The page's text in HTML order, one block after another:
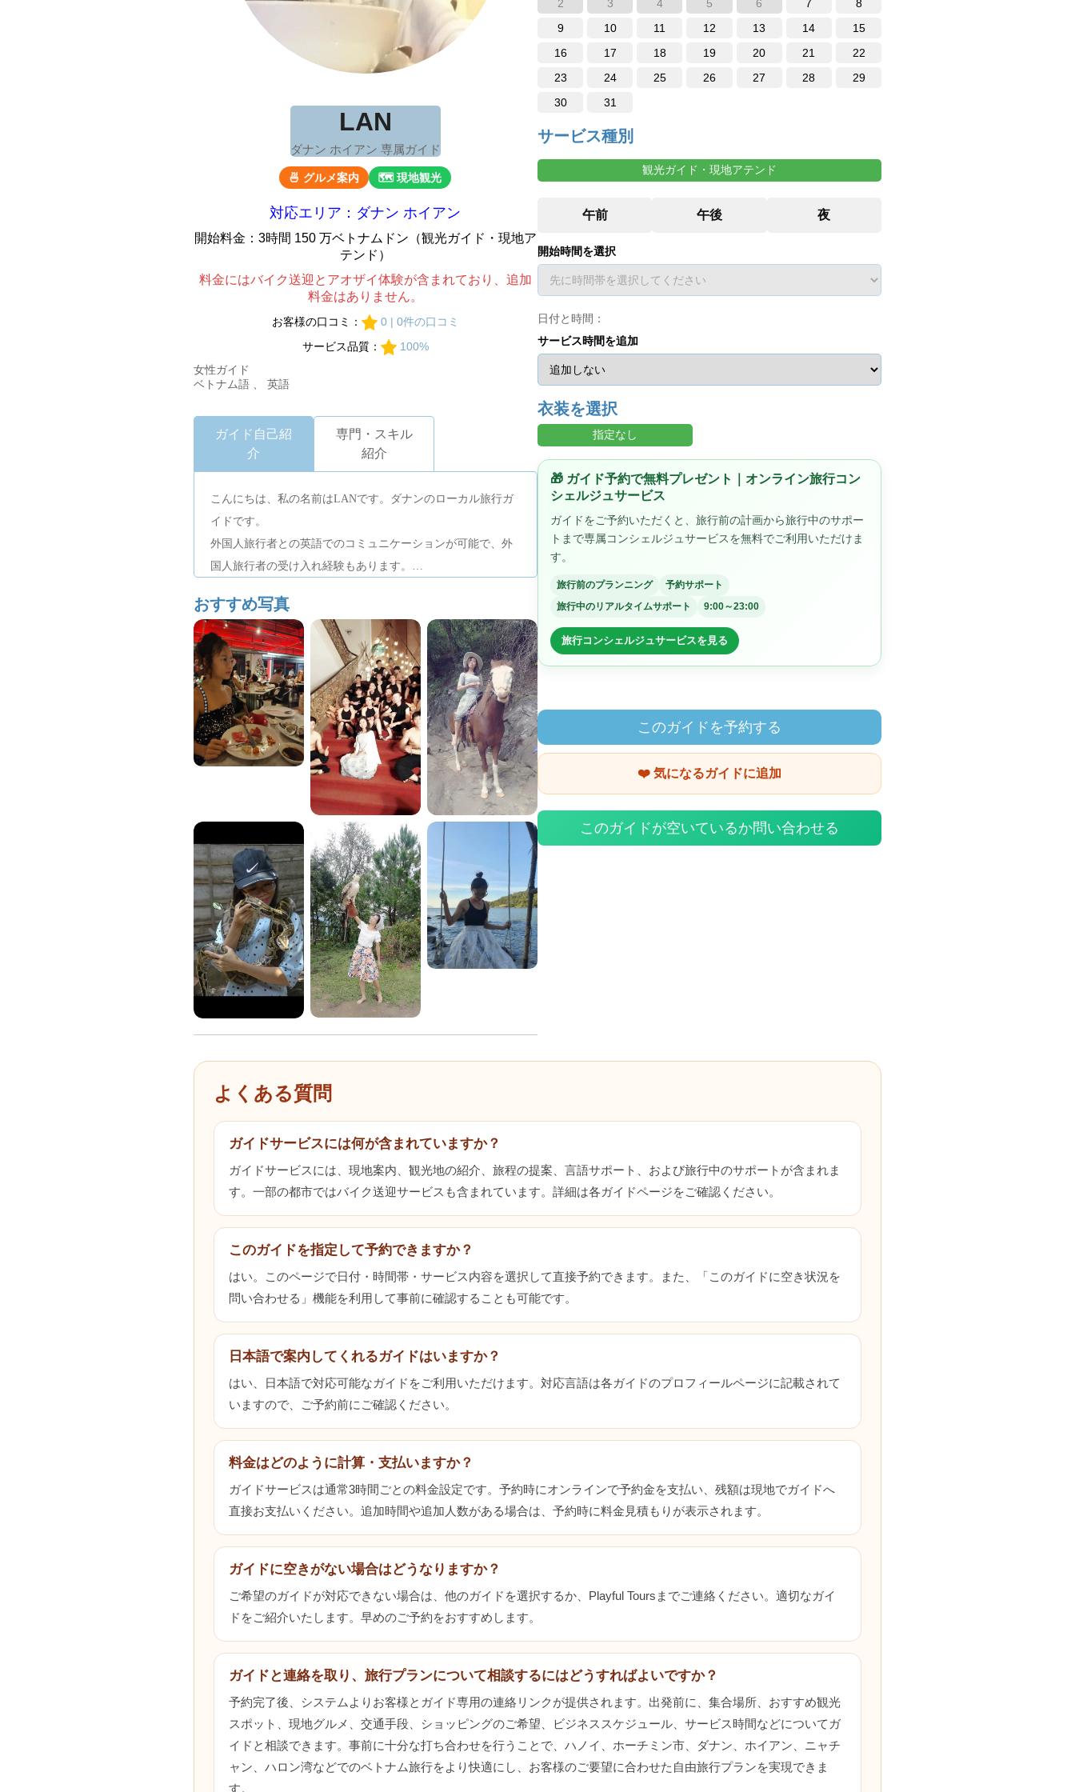
LAN
ダナン ホイアン 専属ガイド
🍜 グルメ案内 🗺 現地観光
対応エリア：ダナン ホイアン
開始料金：3時間 150 万ベトナムドン（観光ガイド・現地ア
テンド）
料金にはバイク送迎とアオザイ体験が含まれており、追加
料金はありません。
お客様の口コミ：
0 | 0件の口コミ
サービス品質：
100%
女性ガイド
ベトナム語 、 英語
ガイド自己紹
介
専門・スキル
紹介
こんにちは、私の名前はLANです。ダナンのローカル旅行ガ
イドです。
外国人旅行者との英語でのコミュニケーションが可能で、外
国人旅行者の受け入れ経験もあります。
ゆっくりと楽しい時間をお過ごしいただければ幸いです。
おすすめ写真
2 3 4 5 6 7
8
9
10 11 12 13 14
15
16
17 18 19 20 21
22
23
24 25 26 27 28
29
30
31
サービス種別
観光ガイド・現地アテンド
開始時間を選択
日付と時間：
サービス時間を追加
衣装を選択
指定なし
🎁 ガイド予約で無料プレゼント｜オンライン旅行コン
シェルジュサービス
ガイドをご予約いただくと、旅行前の計画から旅行中のサポー
トまで専属コンシェルジュサービスを無料でご利用いただけま
す。
旅行前のプランニング
予約サポート
旅行中のリアルタイムサポート
9:00～23:00
旅行コンシェルジュサービスを見る
このガイドを予約する
❤️ 気になるガイドに追加
このガイドが空いているか問い合わせる
よくある質問
ガイドサービスには何が含まれていますか？
ガイドサービスには、現地案内、観光地の紹介、旅程の提案、言語サポート、および旅行中のサポートが含まれま
す。一部の都市ではバイク送迎サービスも含まれています。詳細は各ガイドページをご確認ください。
このガイドを指定して予約できますか？
はい。このページで日付・時間帯・サービス内容を選択して直接予約できます。また、「このガイドに空き状況を
問い合わせる」機能を利用して事前に確認することも可能です。
日本語で案内してくれるガイドはいますか？
はい、日本語で対応可能なガイドをご利用いただけます。対応言語は各ガイドのプロフィールページに記載されて
いますので、ご予約前にご確認ください。
料金はどのように計算・支払いますか？
ガイドサービスは通常3時間ごとの料金設定です。予約時にオンラインで予約金を支払い、残額は現地でガイドへ
直接お支払いください。追加時間や追加人数がある場合は、予約時に料金見積もりが表示されます。
ガイドに空きがない場合はどうなりますか？
ご希望のガイドが対応できない場合は、他のガイドを選択するか、Playful Toursまでご連絡ください。適切なガイ
ドをご紹介いたします。早めのご予約をおすすめします。
ガイドと連絡を取り、旅行プランについて相談するにはどうすればよいですか？
予約完了後、システムよりお客様とガイド専用の連絡リンクが提供されます。出発前に、集合場所、おすすめ観光
スポット、現地グルメ、交通手段、ショッピングのご希望、ビジネススケジュール、サービス時間などについてガ
イドと相談できます。事前に十分な打ち合わせを行うことで、ハノイ、ホーチミン市、ダナン、ホイアン、ニャチ
ャン、ハロン湾などでのベトナム旅行をより快適にし、お客様のご要望に合わせた自由旅行プランを実現できま
す。